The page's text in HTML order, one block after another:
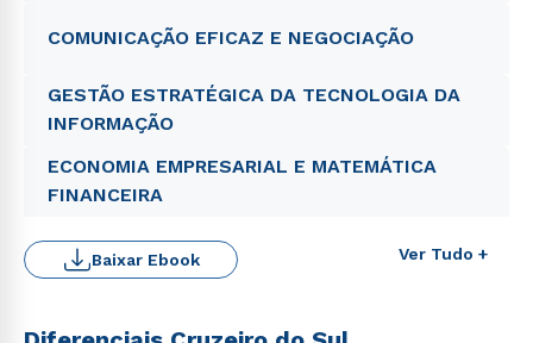
COMUNICAÇÃO EFICAZ E NEGOCIAÇÃO
GESTÃO ESTRATÉGICA DA TECNOLOGIA DA
INFORMAÇÃO
ECONOMIA EMPRESARIAL E MATEMÁTICA
FINANCEIRA
Ver Tudo +
Baixar Ebook